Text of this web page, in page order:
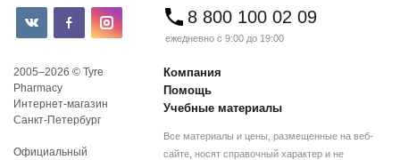
8 800 100 02 09
ежедневно с 9:00 до 19:00
2005–2026 © Tyre
Pharmacy
Интернет-магазин
Санкт-Петербург
Официальный
Компания
Помощь
Учебные материалы
Все материалы и цены, размещенные на веб-
сайте, носят справочный характер и не